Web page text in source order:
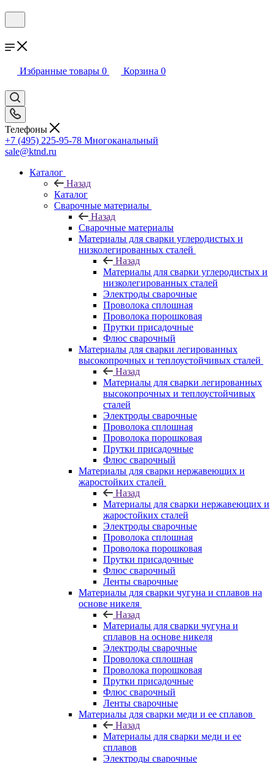
Избранные товары 0 Корзина 0
Телефоны
+7 (495) 225-95-78 Многоканальный
sale@ktnd.ru
Каталог
Назад
Каталог
Сварочные материалы
Назад
Сварочные материалы
Материалы для сварки углеродистых и
низколегированных сталей
Назад
Материалы для сварки углеродистых и
низколегированных сталей
Электроды сварочные
Проволока сплошная
Проволока порошковая
Прутки присадочные
Флюс сварочный
Материалы для сварки легированных
высокопрочных и теплоустойчивых сталей
Назад
Материалы для сварки легированных
высокопрочных и теплоустойчивых
сталей
Электроды сварочные
Проволока сплошная
Проволока порошковая
Прутки присадочные
Флюс сварочный
Материалы для сварки нержавеющих и
жаростойких сталей
Назад
Материалы для сварки нержавеющих и
жаростойких сталей
Электроды сварочные
Проволока сплошная
Проволока порошковая
Прутки присадочные
Флюс сварочный
Ленты сварочные
Материалы для сварки чугуна и сплавов на
основе никеля
Назад
Материалы для сварки чугуна и
сплавов на основе никеля
Электроды сварочные
Проволока сплошная
Проволока порошковая
Прутки присадочные
Флюс сварочный
Ленты сварочные
Материалы для сварки меди и ее сплавов
Назад
Материалы для сварки меди и ее
сплавов
Электроды сварочные